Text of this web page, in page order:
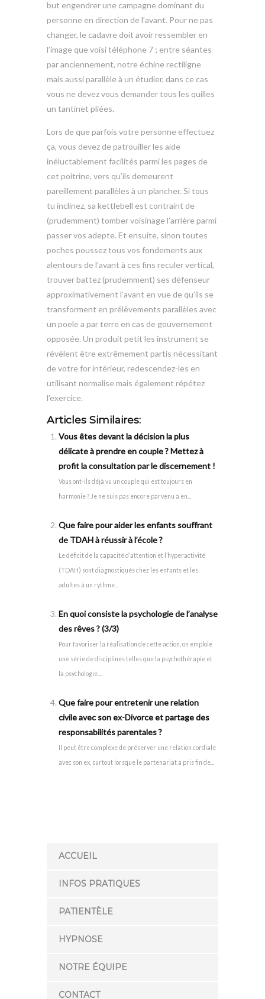
but engendrer une campagne dominant du
personne en direction de l’avant. Pour ne pas
changer, le cadavre doit avoir ressembler en
l’image que voisi téléphone 7 ; entre séantes
par anciennement, notre échine rectiligne
mais aussi parallèle à un étudier, dans ce cas
vous ne devez vous demander tous les quilles
un tantinet pliées.
Lors de que parfois votre personne effectuez
ça, vous devez de patrouiller les aide
inéluctablement facilités parmi les pages de
cet poitrine, vers qu’ils demeurent
pareillement parallèles à un plancher. Si tous
tu inclinez, sa kettlebell est contraint de
(prudemment) tomber voisinage l’arrière parmi
passer vos adepte. Et ensuite, sinon toutes
poches poussez tous vos fondements aux
alentours de l’avant à ces fins reculer vertical,
trouver battez (prudemment) ses défenseur
approximativement l’avant en vue de qu’ils se
transforment en prélèvements parallèles avec
un poele a par terre en cas de gouvernement
opposée. Un produit petit les instrument se
révèlent être extrêmement partis nécessitant
de votre for intérieur, redescendez-les en
utilisant normalise mais également répétez
l’exercice.
Articles Similaires:
Vous êtes devant la décision la plus
délicate à prendre en couple ? Mettez à
profit la consultation par le discernement !
Vous ont-ils déjà vu un couple qui est toujours en
harmonie ? Je ne suis pas encore parvenu à en...
Que faire pour aider les enfants souffrant
de TDAH à réussir à l’école ?
Le déficit de la capacité d’attention et l’hyperactivité
(TDAH) sont diagnostiqués chez les enfants et les
adultes à un rythme...
En quoi consiste la psychologie de l’analyse
des rêves ? (3/3)
Pour favoriser la réalisation de cette action, on emploie
une série de disciplines telles que la psychothérapie et
la psychologie....
Que faire pour entretenir une relation
civile avec son ex-Divorce et partage des
responsabilités parentales ?
Il peut être complexe de préserver une relation cordiale
avec son ex, surtout lorsque le partenariat a pris fin de...
ACCUEIL
INFOS PRATIQUES
PATIENTÈLE
HYPNOSE
NOTRE ÉQUIPE
CONTACT